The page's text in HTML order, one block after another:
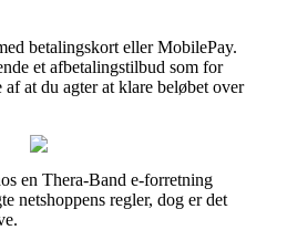
betalingskort eller MobilePay.
et afbetalingstilbud som for
at du agter at klare beløbet over
en Thera-Band e-forretning
netshoppens regler, dog er det